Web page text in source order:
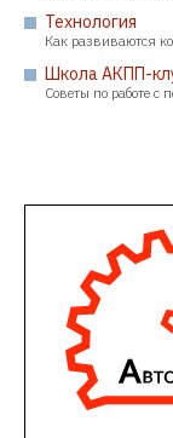
Технология
Как развиваются
Школа АКПП-
Советы по работе с